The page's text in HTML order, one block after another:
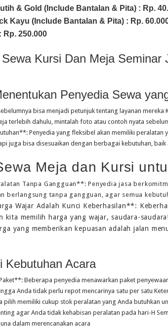
& Gold (Include Bantalan & Pita) : Rp.
Kayu (Include Bantalan & Pita) : Rp.
250.000
Kursi Dan Meja Seminar
Penyedia Sewa
bisa menjadi petunjuk tentang layanan mereka
terlebih dahulu, mintalah foto atau contoh nyata
Penyedia yang fleksibel akan memiliki peralatan
juga bisa disesuaikan dengan berbagai kebutuhan,
Meja dan Kursi
Tanpa Gangguan**: Penyedia jasa
berlangsung tanpa gangguan, agar semua
Wajar Adalah Kunci Keberhasilan**:
kita memilih harga yang wajar, saudara-
yang memberikan kepuasan adalah jalan
Kebutuhan Acara
Beberapa penyedia menawarkan paket
Anda tidak perlu repot mencarinya satu per satu
pilih memiliki cukup stok peralatan yang Anda butuhkan
agar Anda tidak kehabisan peralatan pada hari-H
dalam merencanakan acara